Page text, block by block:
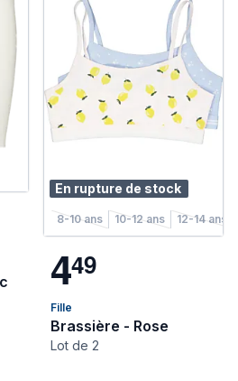
En rupture de stock
8-10 ans 10-12 ans 12-14 ans
449
Fille
Brassière - Rose
Lot de 2